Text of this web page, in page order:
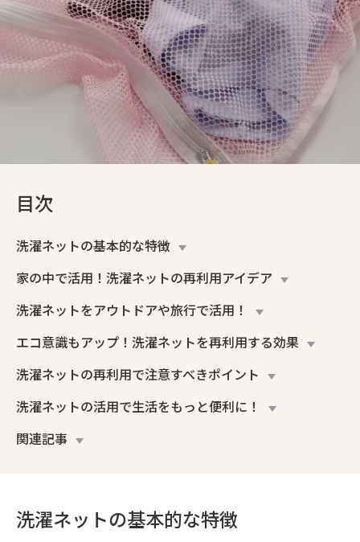
目次
洗濯ネットの基本的な特徴
家の中で活用！洗濯ネットの再利用アイデア
洗濯ネットをアウトドアや旅行で活用！
エコ意識もアップ！洗濯ネットを再利用する効果
洗濯ネットの再利用で注意すべきポイント
洗濯ネットの活用で生活をもっと便利に！
関連記事
洗濯ネットの基本的な特徴